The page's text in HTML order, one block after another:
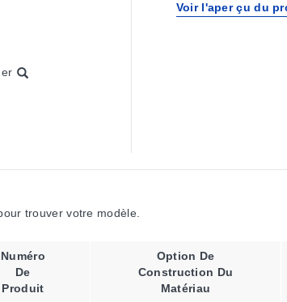
Voir l'aper çu du
trouver votre modèle.
Numéro
De
Produit
Option De
Construction Du
Matériau